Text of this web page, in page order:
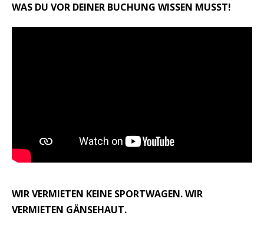
WAS DU VOR DEINER BUCHUNG WISSEN MUSST!
WIR VERMIETEN KEINE SPORTWAGEN. WIR
VERMIETEN GÄNSEHAUT.